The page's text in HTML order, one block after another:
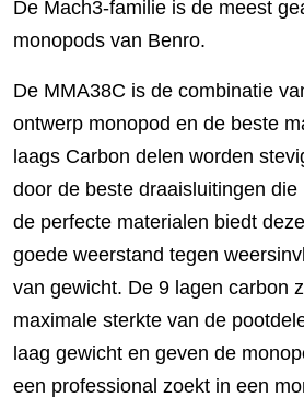
De Mach3-familie is de meest
monopods van Benro.
De MMA38C is de combinatie
ontwerp monopod en de beste
laags Carbon delen worden
door de beste draaisluitingen
de perfecte materialen biedt
goede weerstand tegen
van gewicht. De 9 lagen carbon
maximale sterkte van de
laag gewicht en geven de
een professional zoekt in een